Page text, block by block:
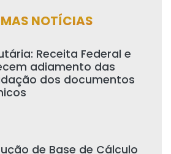
NOTÍCIAS
Receita Federal e
adiamento das
dos documentos
de Base de Cálculo